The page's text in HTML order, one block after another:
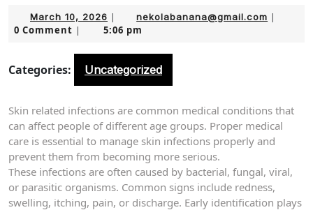
March 10, 2026 March
10,
| nekolabanana@gmail.com |
0 Comment | 5:06 pm
Categories: Uncategorized
Skin related infections are common medical conditions that
can affect people of different age groups. Proper medical
care is essential to manage skin infections properly and
prevent them from becoming more serious.
These infections are often caused by bacterial, fungal, viral,
or parasitic organisms. Common signs include redness,
swelling, itching, pain, or discharge. Early identification plays